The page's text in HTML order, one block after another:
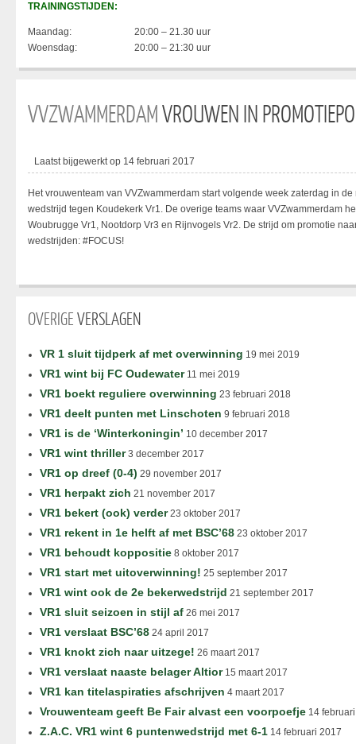
TRAININGSTIJDEN:
Maandag:
20:00 – 21.30 uur
Woensdag:
20:00 – 21:30 uur
VVZWAMMERDAMVROUWEN IN
Laatst bijgewerkt op 14 februari 2017
Het vrouwenteam van VVZwammerdam start volgende week zaterdag in
wedstrijd tegen Koudekerk Vr1. De overige teams waar VVZwammerdam
Woubrugge Vr1, Nootdorp Vr3 en Rijnvogels Vr2. De strijd om promotie
wedstrijden: #FOCUS!
OVERIGEVERSLAGEN
VR 1 sluit tijdperk af met overwinning 19 mei 2019
VR1 wint bij FC Oudewater11 mei 2019
VR1 boekt reguliere overwinning 23 februari 2018
VR1 deelt punten met Linschoten 9 februari 2018
VR1 is de ‘Winterkoningin’ 10 december 2017
VR1 wint thriller3 december 2017
VR1 op dreef (0-4) 29 november 2017
VR1 herpakt zich 21 november 2017
VR1 bekert (ook) verder23 oktober 2017
VR1 rekent in 1e helft af met BSC’68 23 oktober 2017
VR1 behoudt koppositie 8 oktober 2017
VR1 start met uitoverwinning! 25 september 2017
VR1 wint ook de 2e bekerwedstrijd 21 september 2017
VR1 sluit seizoen in stijl af 26 mei 2017
VR1 verslaat BSC’68 24 april 2017
VR1 knokt zich naar uitzege! 26 maart 2017
VR1 verslaat naaste belager Altior15 maart 2017
VR1 kan titelaspiraties afschrijven 4 maart 2017
Vrouwenteam geeft Be Fair alvast een voorpoefje 14
Z.A.C. VR1 wint 6 puntenwedstrijd met 6-1 14 februari 2017